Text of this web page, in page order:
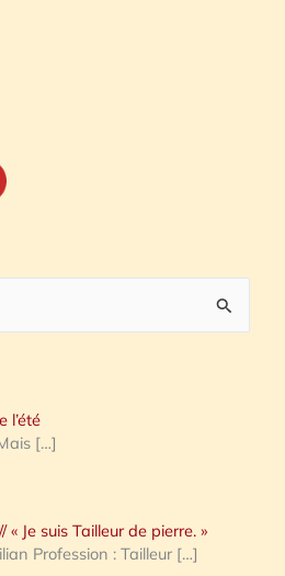
l’été
[…]
« Je suis Tailleur de pierre. »
Profession : Tailleur […]